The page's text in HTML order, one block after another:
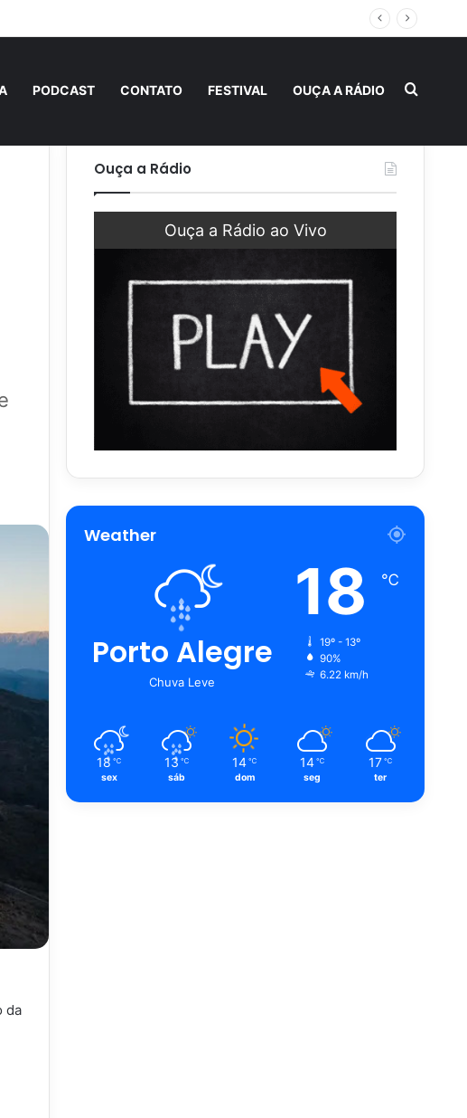
da fraternidade
PODCAST CONTATO FESTIVAL OUÇA A RÁDIO
da
Ouça a Rádio
Ouça a Rádio ao Vivo
Weather
Porto Alegre
Chuva Leve
18 ℃
19º - 13º
90%
6.22 km/h
18 ℃
sex
13 ℃
sáb
14 ℃
dom
14 ℃
seg
17 ℃
ter